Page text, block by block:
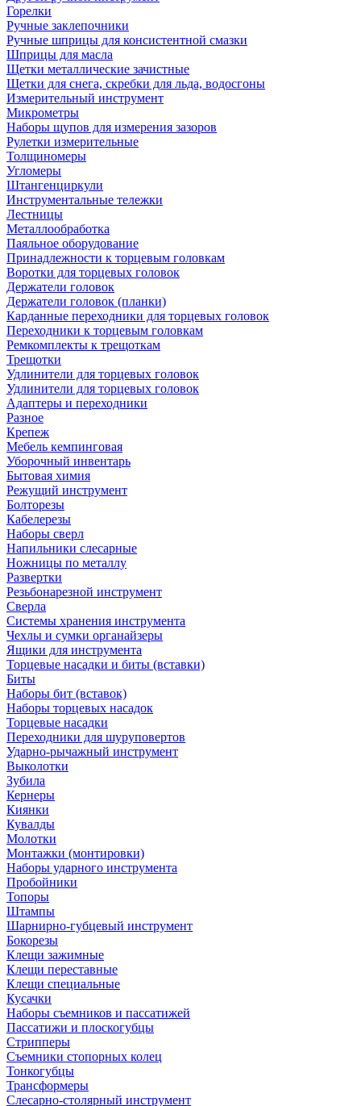
Горелки
Ручные заклепочники
Ручные шприцы для консистентной смазки
Шприцы для масла
Щетки металлические зачистные
Щетки для снега, скребки для льда, водосгоны
Измерительный инструмент
Микрометры
Наборы щупов для измерения зазоров
Рулетки измерительные
Толщиномеры
Угломеры
Штангенциркули
Инструментальные тележки
Лестницы
Металлообработка
Паяльное оборудование
Принадлежности к торцевым головкам
Воротки для торцевых головок
Держатели головок
Держатели головок (планки)
Карданные переходники для торцевых головок
Переходники к торцевым головкам
Ремкомплекты к трещоткам
Трещотки
Удлинители для торцевых головок
Удлинители для торцевых головок
Адаптеры и переходники
Разное
Крепеж
Мебель кемпинговая
Уборочный инвентарь
Бытовая химия
Режущий инструмент
Болторезы
Кабелерезы
Наборы сверл
Напильники слесарные
Ножницы по металлу
Развертки
Резьбонарезной инструмент
Сверла
Системы хранения инструмента
Чехлы и сумки органайзеры
Ящики для инструмента
Торцевые насадки и биты (вставки)
Биты
Наборы бит (вставок)
Наборы торцевых насадок
Торцевые насадки
Переходники для шуруповертов
Ударно-рычажный инструмент
Выколотки
Зубила
Кернеры
Киянки
Кувалды
Молотки
Монтажки (монтировки)
Наборы ударного инструмента
Пробойники
Топоры
Штампы
Шарнирно-губцевый инструмент
Бокорезы
Клещи зажимные
Клещи переставные
Клещи специальные
Кусачки
Наборы съемников и пассатижей
Пассатижи и плоскогубцы
Стрипперы
Съемники стопорных колец
Тонкогубцы
Трансформеры
Слесарно-столярный инструмент